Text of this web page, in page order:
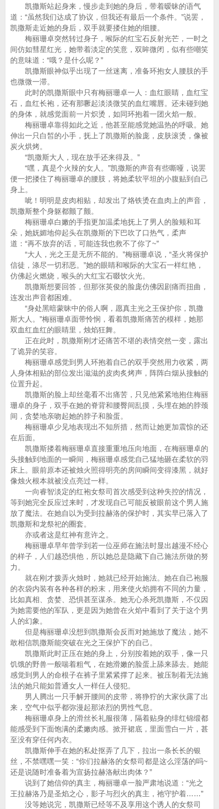
凯撒斯站起身来，慢步走到她的身后，带着暧昧的语气
道：“虽然我们达成了协议，但我还有最后一个条件。”说罢，
凯撒斯走近她的身后，双手就要搂住她的细腰。
梅丽珊卓突然转过身子，喉际的红宝石反射光芒，一时之
间仿如彗星红光，她带着淡定的笑意，双眸微闭，似有些嘲笑
的意味道：“哦？是什么呢？”
凯撒斯眼神似乎出现了一丝迷离，准备环抱女人腰肢的手
也微微一滞。
此时的凯撒斯眼中只有梅丽珊卓一人：血红眼睛，血红宝
石，血红长袍，还有那噘起淡淡微笑的血红嘴唇。还未碰到她
的身体，就感觉面前一片炽烫，如同环抱着一团火焰一般。
梅丽珊卓靠得如此之近，他甚至能感觉她温热的呼吸。她
伸出一只白皙的小手，抚上了凯撒斯的脸庞，皮肤滚烫，像被
炭火烘烤。
“凯撒斯大人，现在放手还来得及。”
“嘿，真是个火辣的女人。”凯撒斯的声音有些嘶哑，说罢
便一把搂住了梅丽珊卓的腰肢，将她柔软平坦的小腹贴到自己
身上。
呲！明明是皮肉相贴，却发出了烙铁烫在血肉上的声音，
凯撒斯整个身躯都颤了颤。
梅丽珊卓白嫩的手指更加温柔地抚上了男人的脸颊和耳
朵，她妩媚地仰起头在凯撒斯的下巴吹了口热气，柔声
道：“再不放弃的话，可能连我也救不了你了~”
“大人，光之王是无所不能的。”梅丽珊卓说，“圣火将保护
信徒，涤尽一切邪恶。”她的眼睛和喉际的大宝石一样红艳，
仿佛起火燃烧，喉头的大红宝石啜饮火光。
凯撒斯想要回答，但那张英俊的脸庞仿佛因剧痛而扭曲，
连发出声音都困难。
“身处黑暗蒙昧中的俗人啊，愿真主光之王保护你，凯撒
斯大人。”梅丽珊卓面带怜悯，看着凯撒斯痛苦的模样，她那
双血红血红的眼睛里，烛焰狂舞。
正在此时，凯撒斯刚才还痛苦不堪的表情突然一变，露出
了诡异的笑容。
梅丽珊卓感觉到男人环抱着自己的双手突然用力收紧，两
人身体相贴的部位发出滋滋的皮肉炙烤声，阵阵白烟从接触的
位置升起。
凯撒斯的脸上却丝毫看不出痛苦，只见他紧紧地抱住梅丽
珊卓的身子，双手在她的脊背和腰臀间乱摸，头埋在她的脖颈
间，贪婪地亲吻起她的脖子和脸蛋。
梅丽珊卓少见地表现出不知所措，然而让她更加震惊的还
在后面。
凯撒斯搂着梅丽珊卓直接重重地压向地面，在梅丽珊卓的
头接触到地面的一瞬间，梅丽珊卓感觉自己猛地砸在柔软的羽
床上。眼前原本还被烛火照得明亮的房间瞬间变得漆黑，就好
像烛火根本就被没点亮过一样。
一向睿智淡定的红袍女祭司首次感受到这种失控的情况，
等到她完全反应过来时，才发现自己可能反被眼前这个男人施
放了魔法。在她自以为受到拉赫洛的保护时，其实早已落入了
凯撒斯和龙祭祀的圈套。
亦或者这是红神有意许之。
梅丽珊卓早年曾学到若一位巫师在施法时显出越漫不经心
的样子，人们越恐惧他，所以她总是隐藏下自己施法所做的努
力。
就在刚才拨弄火烛时，她就已经开始施法。她在自己袍服
的衣袋内装有各种各样的粉末，用来使火焰拥有不同的力量，
比如真相、贪婪、恐惧甚至谋杀。她无心杀死凯撒斯，不仅因
为她需要他的军队，更是因为她曾在火焰中看到了关于这个男
人的幻象。
但是梅丽珊卓没想到凯撒斯会反而对她施放了魔法，她不
敢相信凯撒斯能突破在光之王保护下的自己。
凯撒斯此时正压在她的身上，分别按着她的双手，像一只
饥饿的野兽一般喘着粗气，在她滑嫩的脸蛋上舔来舔去。她能
感觉到男人的命根子在裤子里紧紧撑了起来。被压制着无法施
法的她只能如普通女人一样任人侵犯。
男人腾出一只手解开腰间的皮带，将狰狞的大家伙露了出
来，空气中似乎都弥漫起那浓烈的男性气息。
梅丽珊卓身上的滑丝长礼服很薄，隔着贴身的绯红锦缎都
能感受到下面饱满的柔嫩肉感。掀开裙底，里面雪白一片，甚
至没有穿任何内衣。
凯撒斯伸手在她的私处抠弄了几下，拉出一条长长的银
丝，不禁嘿嘿一笑：“你们拉赫洛的女祭司都是这么淫荡的吗~
还是说随时准备着为宣扬拉赫洛献出肉体？”
说到了她信仰的真主，梅丽珊卓一脸严肃地说道：“光之
王拉赫洛乃是圣焰之心，影子与烈火的真主，祂守护着……”
没等她说完，凯撒斯已经等不及享用这个诱人的女祭司